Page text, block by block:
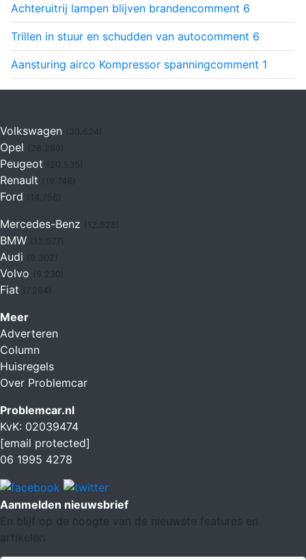
Achteruitrij lampen blijven brandencomment 6
Trillen in stuur en schudden van autocomment 6
Aansturing airco Kompressor spanningcomment 1
Volkswagen (30.624)
Opel
Peugeot
Renault (19.746)
Ford (14.756)
Mercedes-Benz
BMW
Audi
Volvo
Fiat (7.264)
Meer
Adverteren
Column
Huisregels
Over Problemcar
Problemcar.nl
KvK: 02039474
[email protected]
06 1995 4278
Aanmelden nieuwsbrief
En blijf op de hoogte van de nieuwste features en
artikelen